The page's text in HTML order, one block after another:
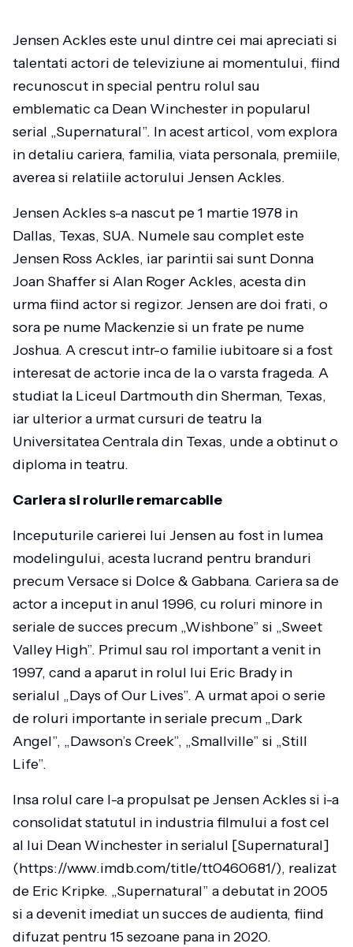
Jensen Ackles este unul dintre cei mai apreciati si
talentati actori de televiziune ai momentului, fiind
recunoscut in special pentru rolul sau
emblematic ca Dean Winchester in popularul
serial „Supernatural”. In acest articol, vom explora
in detaliu cariera, familia, viata personala, premiile,
averea si relatiile actorului Jensen Ackles.
Jensen Ackles s-a nascut pe 1 martie 1978 in
Dallas, Texas, SUA. Numele sau complet este
Jensen Ross Ackles, iar parintii sai sunt Donna
Joan Shaffer si Alan Roger Ackles, acesta din
urma fiind actor si regizor. Jensen are doi frati, o
sora pe nume Mackenzie si un frate pe nume
Joshua. A crescut intr-o familie iubitoare si a fost
interesat de actorie inca de la o varsta frageda. A
studiat la Liceul Dartmouth din Sherman, Texas,
iar ulterior a urmat cursuri de teatru la
Universitatea Centrala din Texas, unde a obtinut o
diploma in teatru.
Cariera si rolurile remarcabile
Inceputurile carierei lui Jensen au fost in lumea
modelingului, acesta lucrand pentru branduri
precum Versace si Dolce & Gabbana. Cariera sa de
actor a inceput in anul 1996, cu roluri minore in
seriale de succes precum „Wishbone” si „Sweet
Valley High”. Primul sau rol important a venit in
1997, cand a aparut in rolul lui Eric Brady in
serialul „Days of Our Lives”. A urmat apoi o serie
de roluri importante in seriale precum „Dark
Angel”, „Dawson’s Creek”, „Smallville” si „Still
Life”.
Insa rolul care l-a propulsat pe Jensen Ackles si i-a
consolidat statutul in industria filmului a fost cel
al lui Dean Winchester in serialul [Supernatural]
(https://www.imdb.com/title/tt0460681/), realizat
de Eric Kripke. „Supernatural” a debutat in 2005
si a devenit imediat un succes de audienta, fiind
difuzat pentru 15 sezoane pana in 2020.